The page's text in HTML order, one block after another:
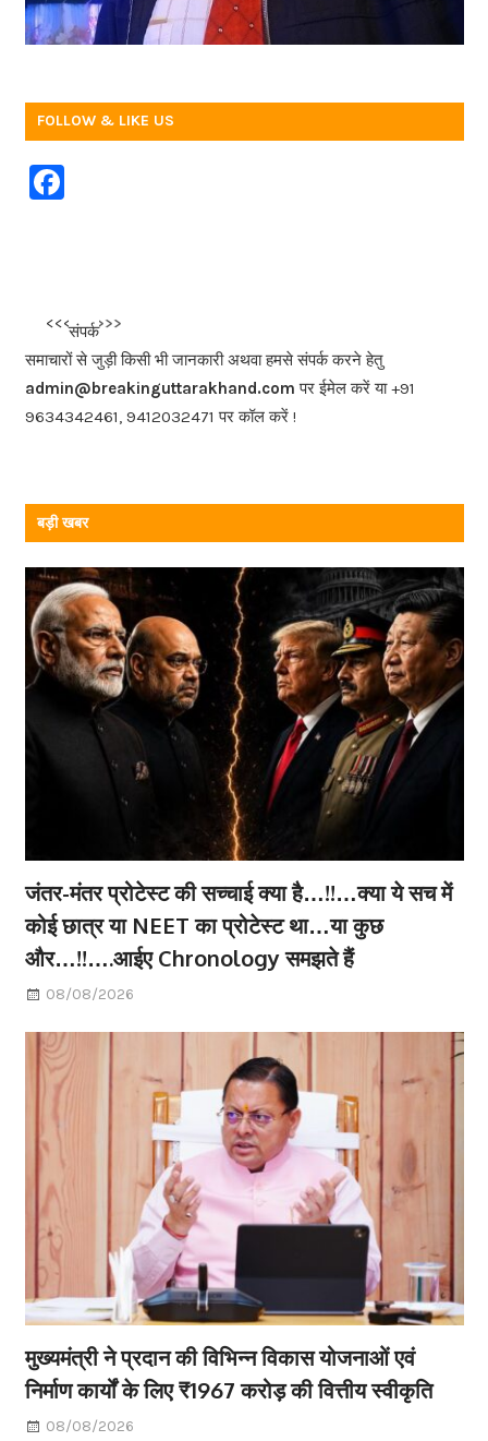
FOLLOW & LIKE US
F
b
o
o
k
<<<संपर्क>>>
समाचारों से जुड़ी किसी भी जानकारी अथवा हमसे संपर्क करने हेतु
admin@breakinguttarakhand.com पर ईमेल करें या +91
9634342461, 9412032471 पर कॉल करें !
बड़ी खबर
जंतर-मंतर प्रोटेस्ट की सच्चाई क्या है…!!…क्या ये सच में
कोई छात्र या NEET का प्रोटेस्ट था…या कुछ
और…!!….आईए Chronology समझते हैं
08/08/2026
मुख्यमंत्री ने प्रदान की विभिन्न विकास योजनाओं एवं
निर्माण कार्यों के लिए ₹1967 करोड़ की वित्तीय स्वीकृति
08/08/2026